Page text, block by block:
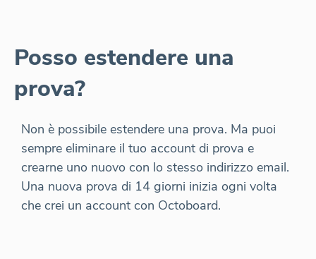
Posso estendere una
prova?
Non è possibile estendere una prova. Ma puoi
sempre eliminare il tuo account di prova e
crearne uno nuovo con lo stesso indirizzo email.
Una nuova prova di 14 giorni inizia ogni volta
che crei un account con Octoboard.